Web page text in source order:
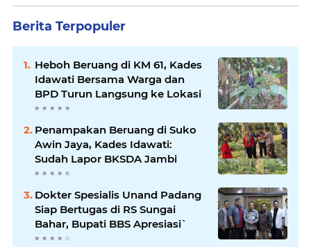
Berita Terpopuler
Heboh Beruang di KM 61, Kades
Idawati Bersama Warga dan
BPD Turun Langsung ke Lokasi
Penampakan Beruang di Suko
Awin Jaya, Kades Idawati:
Sudah Lapor BKSDA Jambi
Dokter Spesialis Unand Padang
Siap Bertugas di RS Sungai
Bahar, Bupati BBS Apresiasi`